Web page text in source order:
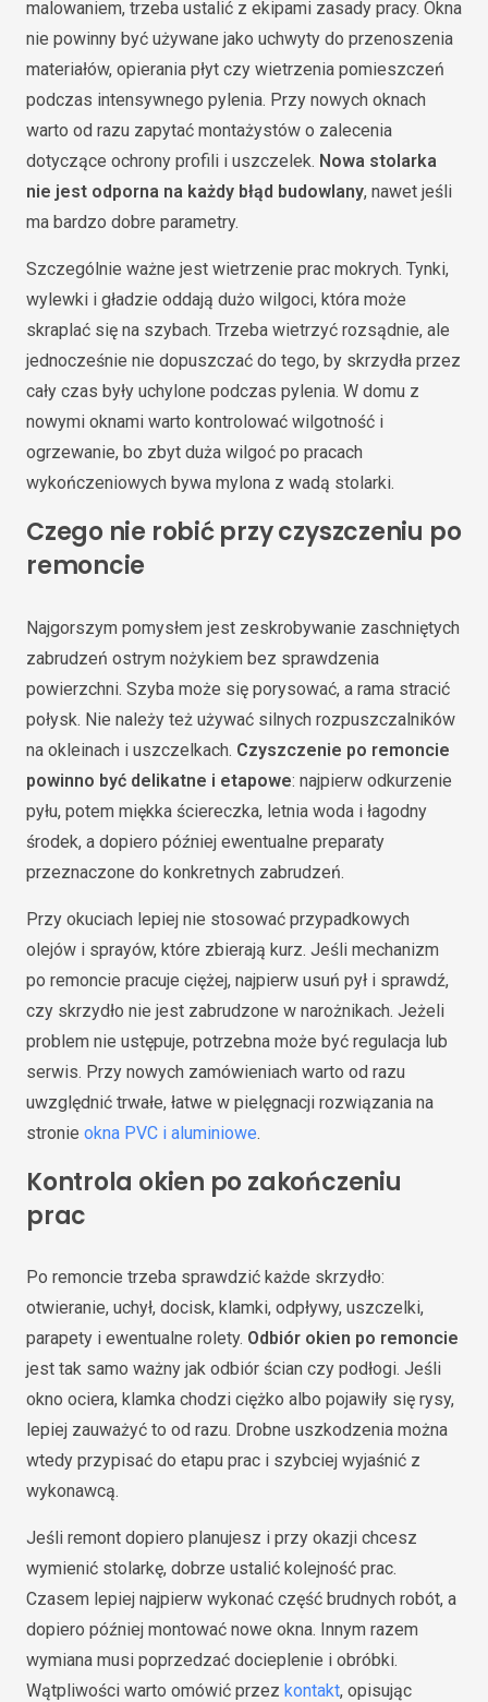
malowaniem, trzeba ustalić z ekipami zasady pracy. Okna
nie powinny być używane jako uchwyty do przenoszenia
materiałów, opierania płyt czy wietrzenia pomieszczeń
podczas intensywnego pylenia. Przy nowych oknach
warto od razu zapytać montażystów o zalecenia
dotyczące ochrony profili i uszczelek. Nowa stolarka
nie jest odporna na każdy błąd budowlany, nawet jeśli
ma bardzo dobre parametry.
Szczególnie ważne jest wietrzenie prac mokrych. Tynki,
wylewki i gładzie oddają dużo wilgoci, która może
skraplać się na szybach. Trzeba wietrzyć rozsądnie, ale
jednocześnie nie dopuszczać do tego, by skrzydła przez
cały czas były uchylone podczas pylenia. W domu z
nowymi oknami warto kontrolować wilgotność i
ogrzewanie, bo zbyt duża wilgoć po pracach
wykończeniowych bywa mylona z wadą stolarki.
Czego nie robić przy czyszczeniu po
remoncie
Najgorszym pomysłem jest zeskrobywanie zaschniętych
zabrudzeń ostrym nożykiem bez sprawdzenia
powierzchni. Szyba może się porysować, a rama stracić
połysk. Nie należy też używać silnych rozpuszczalników
na okleinach i uszczelkach. Czyszczenie po remoncie
powinno być delikatne i etapowe: najpierw odkurzenie
pyłu, potem miękka ściereczka, letnia woda i łagodny
środek, a dopiero później ewentualne preparaty
przeznaczone do konkretnych zabrudzeń.
Przy okuciach lepiej nie stosować przypadkowych
olejów i sprayów, które zbierają kurz. Jeśli mechanizm
po remoncie pracuje ciężej, najpierw usuń pył i sprawdź,
czy skrzydło nie jest zabrudzone w narożnikach. Jeżeli
problem nie ustępuje, potrzebna może być regulacja lub
serwis. Przy nowych zamówieniach warto od razu
uwzględnić trwałe, łatwe w pielęgnacji rozwiązania na
stronie okna PVC i aluminiowe.
Kontrola okien po zakończeniu
prac
Po remoncie trzeba sprawdzić każde skrzydło:
otwieranie, uchył, docisk, klamki, odpływy, uszczelki,
parapety i ewentualne rolety. Odbiór okien po remoncie
jest tak samo ważny jak odbiór ścian czy podłogi. Jeśli
okno ociera, klamka chodzi ciężko albo pojawiły się rysy,
lepiej zauważyć to od razu. Drobne uszkodzenia można
wtedy przypisać do etapu prac i szybciej wyjaśnić z
wykonawcą.
Jeśli remont dopiero planujesz i przy okazji chcesz
wymienić stolarkę, dobrze ustalić kolejność prac.
Czasem lepiej najpierw wykonać część brudnych robót, a
dopiero później montować nowe okna. Innym razem
wymiana musi poprzedzać docieplenie i obróbki.
Wątpliwości warto omówić przez kontakt, opisując